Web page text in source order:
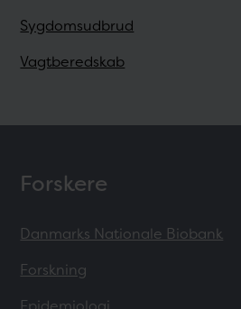
Sygdomsudbrud
Vagtberedskab
Forskere
Danmarks Nationale Biobank
Forskning